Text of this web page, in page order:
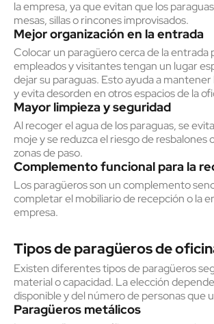
la empresa, ya que evitan que los
mesas, sillas o rincones improvisados.
Mejor organización en la entrada
Colocar un paragüero cerca de la entrada
empleados y visitantes tengan un lugar
dejar su paraguas. Esto ayuda a mantener
y evita desorden en otros espacios de la
Mayor limpieza y seguridad
Al recoger el agua de los paraguas, se
moje y se reduzca el riesgo de resbalones
zonas de paso.
Complemento funcional para la
Los paragüeros son un complemento
completar el mobiliario de recepción o la
empresa.
Tipos de paragüeros de
Existen diferentes tipos de paragüeros
material o capacidad. La elección
disponible y del número de personas que
Paragüeros metálicos